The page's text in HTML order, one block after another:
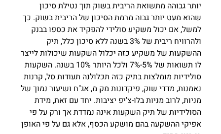
יותר גבוהה מתשואת הריבית בשוק תוך נטילת סיכון
שהוא מעט יותר גבוה מרמת הסיכון של הריבית בשוק. כך
למשל, אם יכול משקיע סולידי להפקיד את כספו בבנק
ולהרוויח ריבית של 3% בשנה ללא סיכון כלל, תיק
ההשקעות של משקיע כזה יכלול השקעות שיכולות לייצר
לו תשואות של 5%-7% ולכל היותר 10% בשנה. השקעות
סולידיות מומלצות בתיק כזה תכלולנה תעודות סל, קרנות
נאמנות, מדדי שוק, פיקדונות מק מ, אג"ח ושיעור נמוך של
מניות, לרוב מניות בלו-צ'יפ יציבות. יחד עם זאת, מידת
הסולידיות של תיק השקעות אינה נמדדת אך ורק על פי
אפיקי ההשקעה בהם מושקע הכסף, אלא גם על פי האופן